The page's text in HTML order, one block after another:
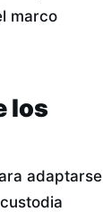
marco
los
adaptarse